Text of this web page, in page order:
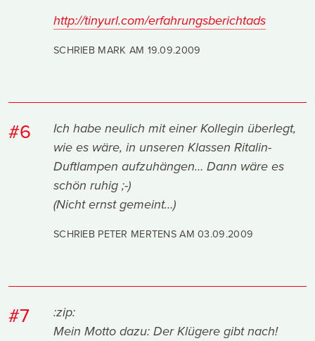
http://tinyurl.com/erfahrungsberichtads
SCHRIEB MARK AM 19.09.2009
#6
Ich habe neulich mit einer Kollegin überlegt,
wie es wäre, in unseren Klassen Ritalin-
Duftlampen aufzuhängen… Dann wäre es
schön ruhig ;-)
(Nicht ernst gemeint…)
SCHRIEB PETER MERTENS AM03.09.2009
#7
:zip:
Mein Motto dazu: Der Klügere gibt nach!